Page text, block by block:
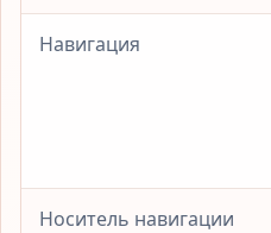
Навигация
Носитель навигации